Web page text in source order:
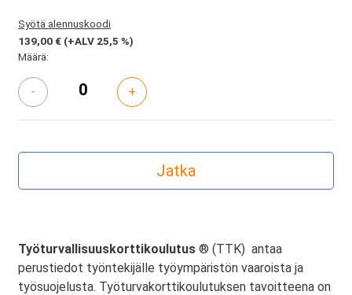
Syötä alennuskoodi
139,00 € (+ALV 25,5 %)
Määrä:
- +
Työturvallisuuskorttikoulutus ® (TTK) antaa
perustiedot työntekijälle työympäristön vaaroista ja
työsuojelusta. Työturvakorttikoulutuksen tavoitteena on